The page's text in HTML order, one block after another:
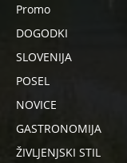
Promo
DOGODKI
SLOVENIJA
POSEL
NOVICE
GASTRONOMIJA
ŽIVLJENJSKI STIL